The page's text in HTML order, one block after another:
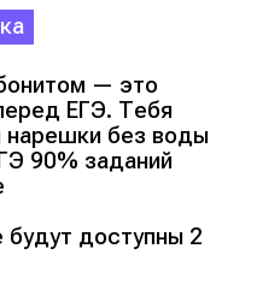
— это
ЕГЭ. Тебя
без воды
90% заданий
будут доступны 2